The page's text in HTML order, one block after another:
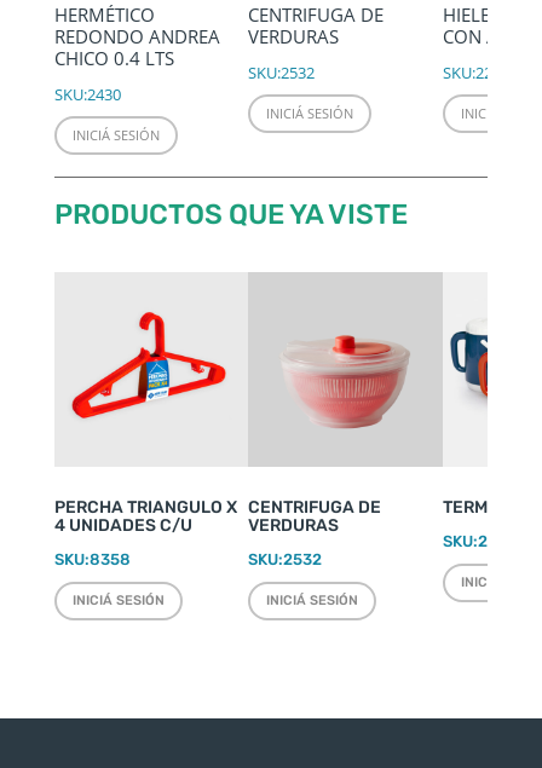
HERMÉTICO
REDONDO ANDREA
CHICO 0.4 LTS
SKU:2430
INICIÁ SESIÓN
CENTRIFUGA DE
VERDURAS
SKU:2532
INICIÁ SESIÓN
HIELERA
CON ASAS
SKU:2291
INICIÁ
PRODUCTOS QUE YA VISTE
PERCHA TRIANGULO X
4 UNIDADES C/U
SKU:8358
INICIÁ SESIÓN
CENTRIFUGA DE
VERDURAS
SKU:2532
INICIÁ SESIÓN
TERMO
SKU:2220
INICIÁ